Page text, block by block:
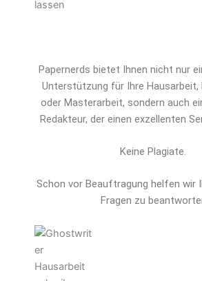
Papernerds bietet Ihnen nicht nur
Unterstützung für Ihre Hausarbeit,
oder Masterarbeit, sondern auch
Redakteur, der einen exzellenten
Keine Plagiate.
Schon vor Beauftragung helfen wir
Fragen zu